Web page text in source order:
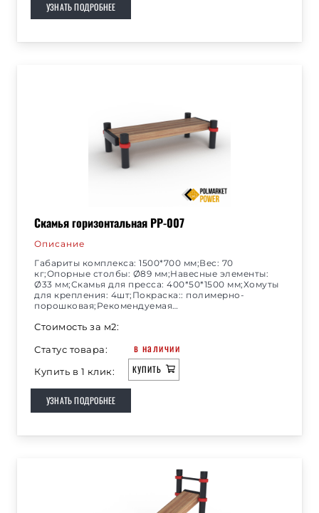
УЗНАТЬ ПОДРОБНЕЕ
Скамья горизонтальная РР-007
Описание
Габариты комплекса: 1500*700 мм;Вес: 70
кг;Опорные столбы: Ø89 мм;Навесные элементы:
Ø33 мм;Скамья для пресса: 400*50*1500 мм;Хомуты
для крепления: 4шт;Покраска:: полимерно-
порошковая;Рекомендуемая…
Стоимость за м2:
Статус товара:
в наличии
Купить в 1 клик: КУПИТЬ
УЗНАТЬ ПОДРОБНЕЕ